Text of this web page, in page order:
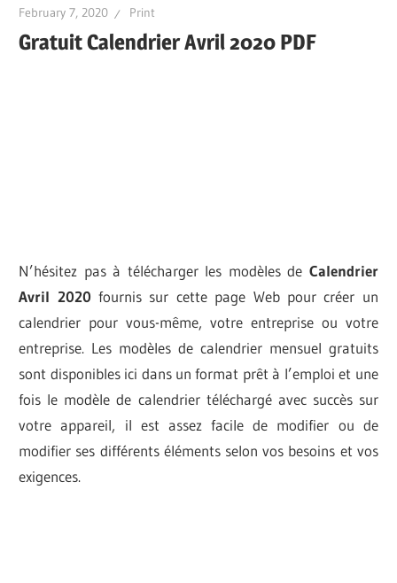
February 7, 2020 Print
Gratuit Calendrier Avril 2020 PDF
N’hésitez pas à télécharger les modèles de Calendrier
Avril 2020 fournis sur cette page Web pour créer un
calendrier pour vous-même, votre entreprise ou votre
entreprise. Les modèles de calendrier mensuel gratuits
sont disponibles ici dans un format prêt à l’emploi et une
fois le modèle de calendrier téléchargé avec succès sur
votre appareil, il est assez facile de modifier ou de
modifier ses différents éléments selon vos besoins et vos
exigences.